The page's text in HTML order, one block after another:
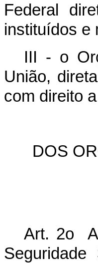
Federal
instituídos e
III - o
União,
com direito
DOS
Art. 2o A